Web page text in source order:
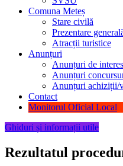
Comuna Meteș
Stare civilă
Prezentare
Atracții turistice
Anunțuri
Anunțuri de
Anunțuri
Anunțuri achiziții/
Contact
Monitorul Oficial Local
Ghiduri și informații utile
Rezultatul